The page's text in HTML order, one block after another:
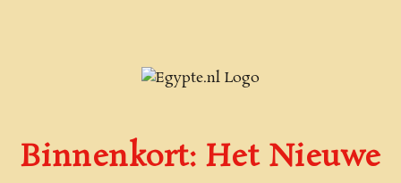
Binnenkort: Het Nieuwe